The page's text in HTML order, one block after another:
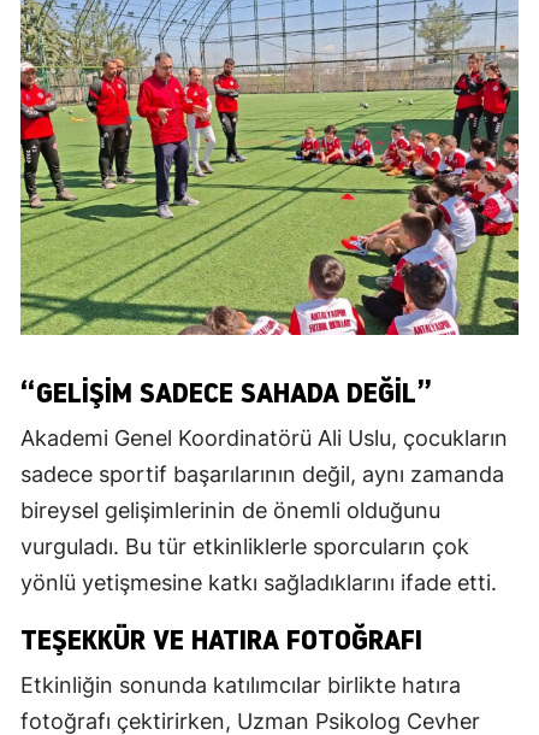
“GELIŞIM SADECE SAHADA DEĞIL”
Akademi Genel Koordinatörü Ali Uslu, çocukların
sadece sportif başarılarının değil, aynı zamanda
bireysel gelişimlerinin de önemli olduğunu
vurguladı. Bu tür etkinliklerle sporcuların çok
yönlü yetişmesine katkı sağladıklarını ifade etti.
TEŞEKKÜR VE HATIRA FOTOĞRAFI
Etkinliğin sonunda katılımcılar birlikte hatıra
fotoğrafı çektirirken, Uzman Psikolog Cevher